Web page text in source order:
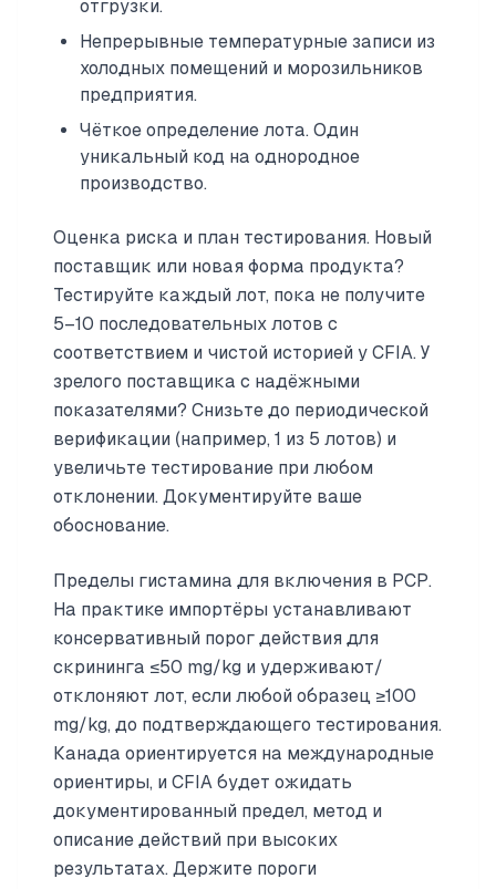
отгрузки.
Непрерывные температурные записи из
холодных помещений и морозильников
предприятия.
Чёткое определение лота. Один
уникальный код на однородное
производство.
Оценка риска и план тестирования. Новый
поставщик или новая форма продукта?
Тестируйте каждый лот, пока не получите
5–10 последовательных лотов с
соответствием и чистой историей у CFIA. У
зрелого поставщика с надёжными
показателями? Снизьте до периодической
верификации (например, 1 из 5 лотов) и
увеличьте тестирование при любом
отклонении. Документируйте ваше
обоснование.
Пределы гистамина для включения в PCP.
На практике импортёры устанавливают
консервативный порог действия для
скрининга ≤50 mg/kg и удерживают/
отклоняют лот, если любой образец ≥100
mg/kg, до подтверждающего тестирования.
Канада ориентируется на международные
ориентиры, и CFIA будет ожидать
документированный предел, метод и
описание действий при высоких
результатах. Держите пороги